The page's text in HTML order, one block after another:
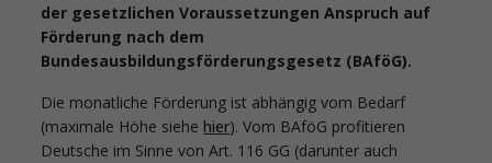
der gesetzlichen Voraussetzungen Anspruch auf
Förderung nach dem
Bundesausbildungsförderungsgesetz (BAföG).
Die monatliche Förderung ist abhängig vom Bedarf
(maximale Höhe siehehier). Vom BAföG profitieren
Deutsche im Sinne von Art. 116 GG (darunter auch